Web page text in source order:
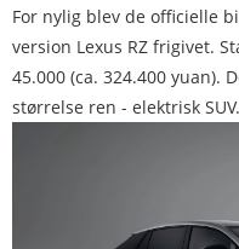
For nylig blev de officielle
version Lexus RZ frigivet.
45.000 (ca. 324.400 yuan).
størrelse ren - elektrisk SUV.